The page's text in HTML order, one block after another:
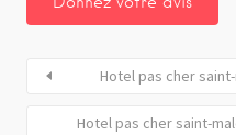
Hotel pas cher
Hotel pas cher saint-